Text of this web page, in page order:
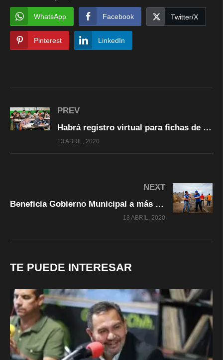
WhatsApp Facebook Twitter/X
Pinterest LinkedIn
PREV
Habrá registro virtual para fichas de examen de nuevo ingreso a bachillerato
13 ABRIL, 2020
NEXT
Beneficia Gobierno Municipal a más de 400 familias con Programa de Materiales para Autoconstrucción
13 ABRIL, 2020
TE PUEDE INTERESAR